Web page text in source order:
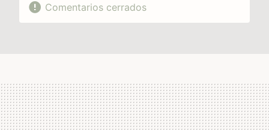
Comentarios cerrados